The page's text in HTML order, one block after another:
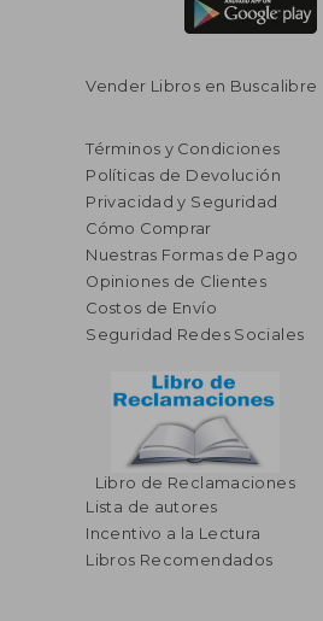
Vender Libros en Buscalibre
Términos y Condiciones
Políticas de Devolución
Privacidad y Seguridad
Cómo Comprar
Nuestras Formas de Pago
Opiniones de Clientes
Costos de Envío
Seguridad Redes Sociales
Libro de Reclamaciones
Lista de autores
Incentivo a la Lectura
Libros Recomendados